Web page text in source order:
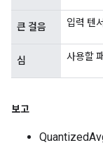
큰 걸음 입력 텐
심 사용할
보고